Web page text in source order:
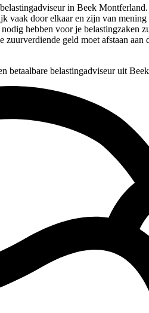
in Beek
vaak door elkaar en zijn van
hebben voor je belastingzaken
geld moet afstaan
betaalbare belastingadviseur uit